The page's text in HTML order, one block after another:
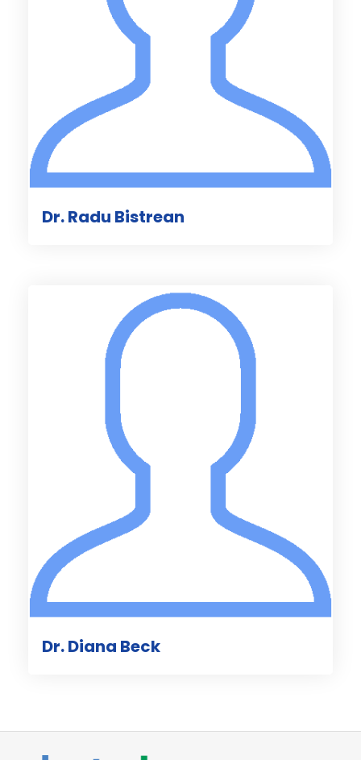
Dr. Radu Bistrean
Dr. Diana Beck